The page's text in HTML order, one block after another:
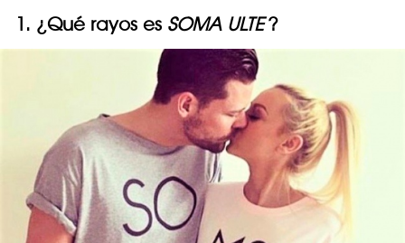
1. ¿Qué rayos es SOMA ULTE ?